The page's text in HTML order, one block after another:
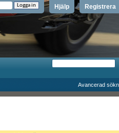
Registrera
Hjälp
Avancerad